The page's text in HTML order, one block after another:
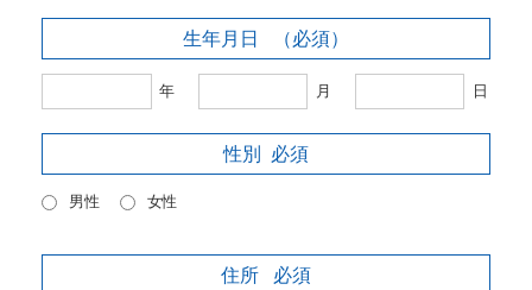
生年月日 （必須）
年 月 日
性別 必須
男性 女性
住所 必須